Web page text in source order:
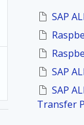
o
SAP
SAP
SAP
Transfer